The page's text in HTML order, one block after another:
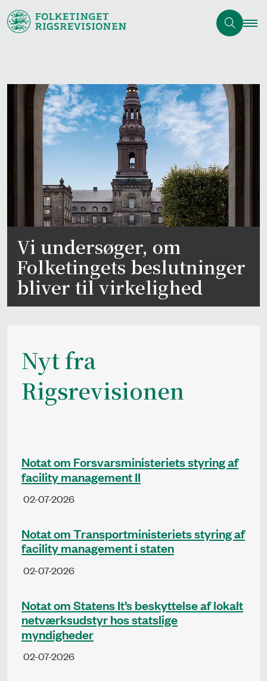
Vi undersøger, om
Folketingets beslutninger
bliver til virkelighed
Nyt fra
Rigsrevisionen
Notat om Forsvarsministeriets styring af
facility management II
02-07-2026
Notat om Transportministeriets styring af
facility management i staten
02-07-2026
Notat om Statens It’s beskyttelse af lokalt
netværksudstyr hos statslige
myndigheder
02-07-2026